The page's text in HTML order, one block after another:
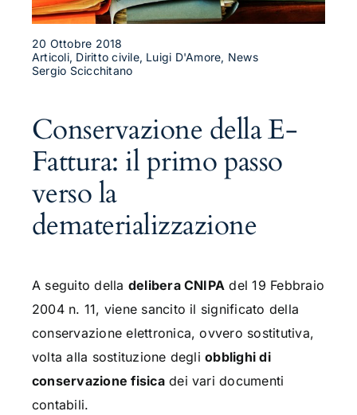
20 Ottobre 2018
Articoli, Diritto civile, Luigi D'Amore, News
Sergio Scicchitano
Conservazione della E-
Fattura: il primo passo
verso la
dematerializzazione
A seguito della delibera CNIPA del 19 Febbraio
2004 n. 11, viene sancito il significato della
conservazione elettronica, ovvero sostitutiva,
volta alla sostituzione degliobblighi di
conservazione fisicadei vari documenti
contabili.